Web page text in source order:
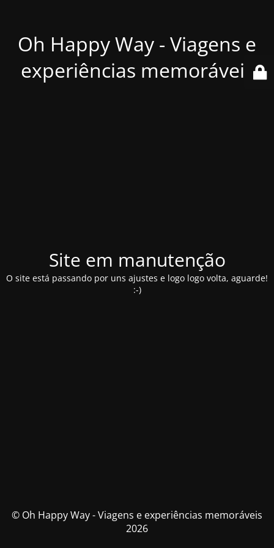
Oh Happy Way - Viagens e
experiências memoráveis
Site em manutenção
O site está passando por uns ajustes e logo logo volta, aguarde!
:-)
© Oh Happy Way - Viagens e experiências memoráveis
2026